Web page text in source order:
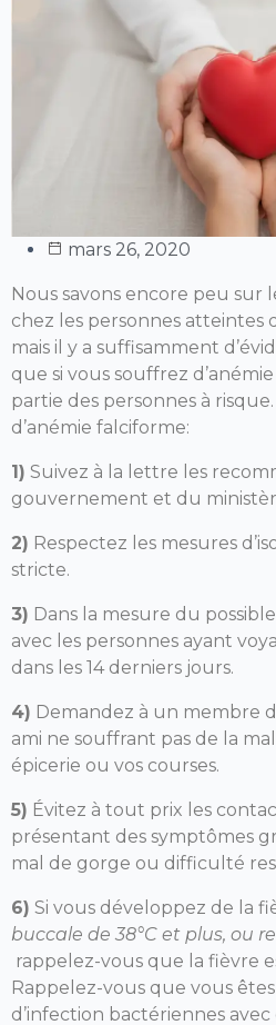
mars 26, 2020
Nous savons encore peu sur
chez les personnes atteintes
mais il y a suffisamment
que si vous souffrez
partie des personnes à
d’anémie falciforme:
1) Suivez à la lettre les
gouvernement et du
2) Respectez les mesures
stricte.
3) Dans la mesure du
avec les personnes ayant
dans les 14 derniers jours.
4) Demandez à un membre
ami ne souffrant pas de la
épicerie ou vos courses.
5) Évitez à tout prix les
présentant des symptômes
mal de gorge ou difficulté
6) Si vous développez de la
buccale de 38°C et plus, ou
rappelez-vous que la fièvre
Rappelez-vous que vous êtes
d’infection bactériennes